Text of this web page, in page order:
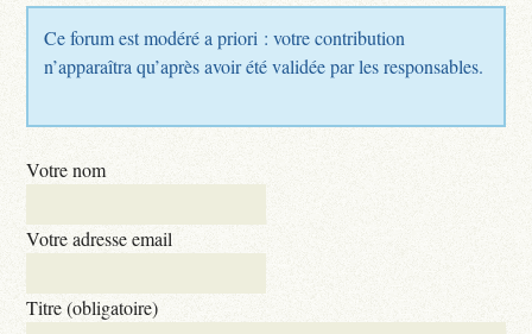
Ce forum est modéré a priori : votre contribution
n’apparaîtra qu’après avoir été validée par les responsables.
Votre nom
Votre adresse email
Titre (obligatoire)